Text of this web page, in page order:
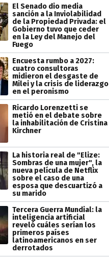
El Senado dio media
sanción a la Inviolabilidad
de la Propiedad Privada: el
Gobierno tuvo que ceder
en la Ley del Manejo del
Fuego
Encuesta rumbo a 2027:
cuatro consultoras
midieron el desgaste de
Milei y la crisis de liderazgo
en el peronismo
Ricardo Lorenzetti se
metió en el debate sobre
la inhabilitación de Cristina
Kirchner
La historia real de "Elize:
Sombras de una mujer", la
nueva película de Netflix
sobre el caso de una
esposa que descuartizó a
su marido
Tercera Guerra Mundial: la
inteligencia artificial
reveló cuáles serían los
primeros países
latinoamericanos en ser
derrotados